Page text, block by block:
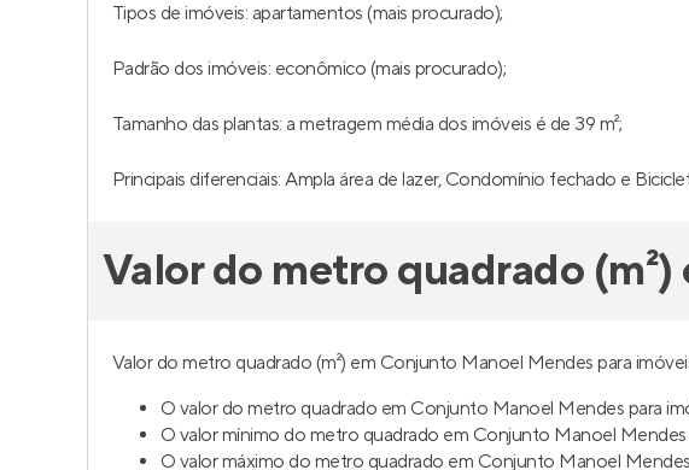
Tipos de imóveis: apartamentos (mais procurado);
Padrão dos imóveis: econômico (mais procurado);
Tamanho das plantas: a metragem média dos imóveis é de 39 m²;
Principais diferenciais: Ampla área de lazer, Condomínio fechado e
Valor do metro quadrado
Valor do metro quadrado (m²) em Conjunto Manoel Mendes para
O valor do metro quadrado em Conjunto Manoel Mendes para
O valor mínimo do metro quadrado em Conjunto Manoel Mendes
O valor máximo do metro quadrado em Conjunto Manoel